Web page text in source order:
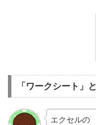
「ワークシート」
エクセルの